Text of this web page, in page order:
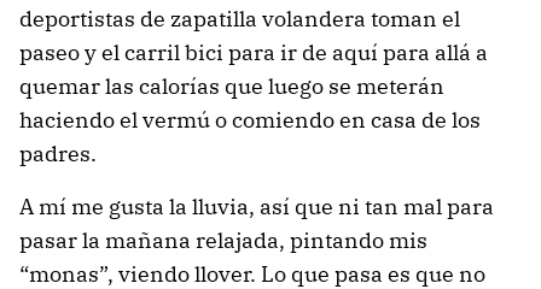
deportistas de zapatilla volandera toman el
paseo y el carril bici para ir de aquí para allá a
quemar las calorías que luego se meterán
haciendo el vermú o comiendo en casa de los
padres.
A mí me gusta la lluvia, así que ni tan mal para
pasar la mañana relajada, pintando mis
“monas”, viendo llover. Lo que pasa es que no